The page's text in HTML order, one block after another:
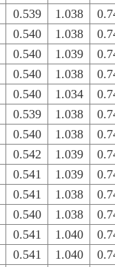
0.539 1.038
0.540 1.038
0.540 1.039
0.540 1.038
0.540 1.034
0.539 1.038
0.540 1.038
0.542 1.039
0.541 1.039
0.541 1.038
0.540 1.038
0.541 1.040
0.541 1.040